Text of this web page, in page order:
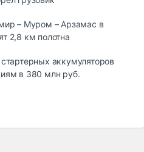
– Муром – Арзамас в
2,8 км полотна
аккумуляторов
в 380 млн руб.